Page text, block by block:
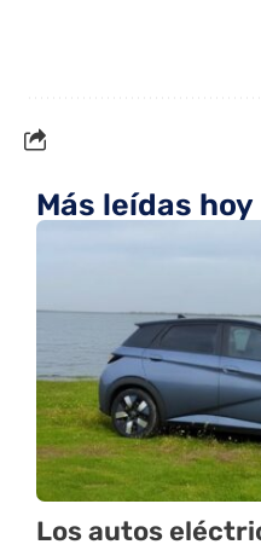
Más leídas hoy
Los autos